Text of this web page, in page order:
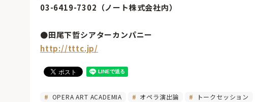
03-6419-7302（ノート株式会社内）
●田尾下哲シアターカンパニー
http://tttc.jp/
OPERA ART ACADEMIA オペラ演出論 トークセッション